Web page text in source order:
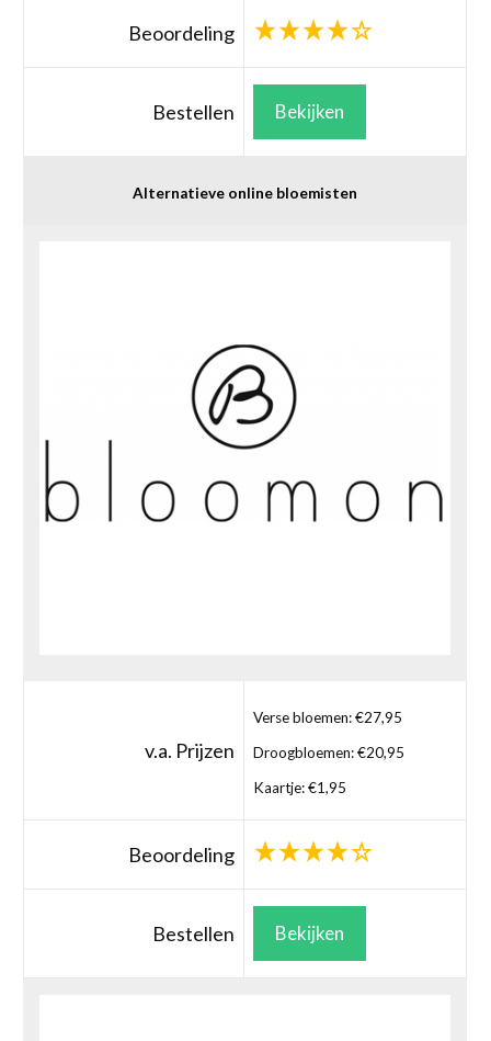
Beoordeling
Bestellen Bekijken
Alternatieve online bloemisten
v.a. Prijzen
Verse bloemen: €27,95
Droogbloemen: €20,95
Kaartje: €1,95
Beoordeling
Bestellen Bekijken